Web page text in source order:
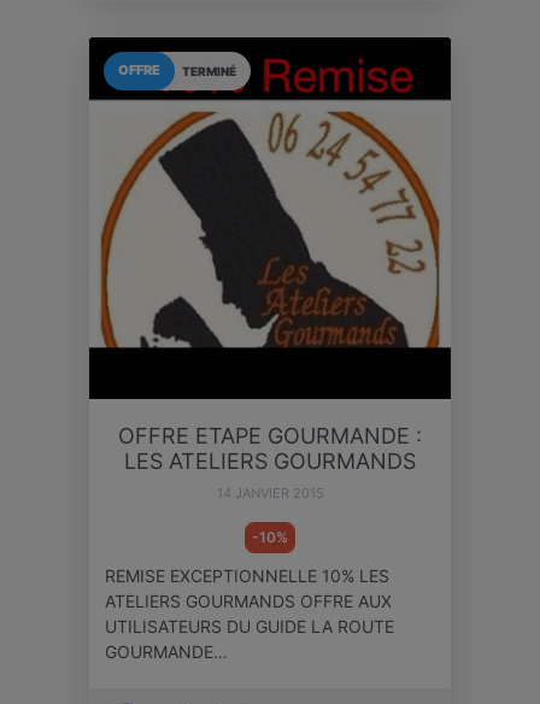
TERMINÉ
OFFRE
OFFRE ETAPE GOURMANDE :
LES ATELIERS GOURMANDS
14 JANVIER 2015
-10%
REMISE EXCEPTIONNELLE 10% LES
ATELIERS GOURMANDS OFFRE AUX
UTILISATEURS DU GUIDE LA ROUTE
GOURMANDE…